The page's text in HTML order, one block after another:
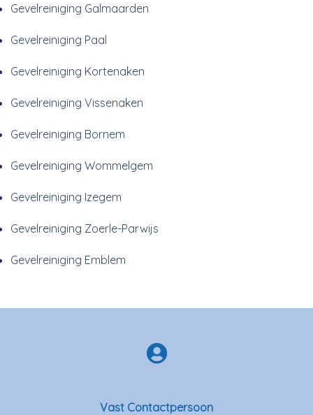
Gevelreiniging Galmaarden
Gevelreiniging Paal
Gevelreiniging Kortenaken
Gevelreiniging Vissenaken
Gevelreiniging Bornem
Gevelreiniging Wommelgem
Gevelreiniging Izegem
Gevelreiniging Zoerle-Parwijs
Gevelreiniging Emblem
Vast Contactpersoon